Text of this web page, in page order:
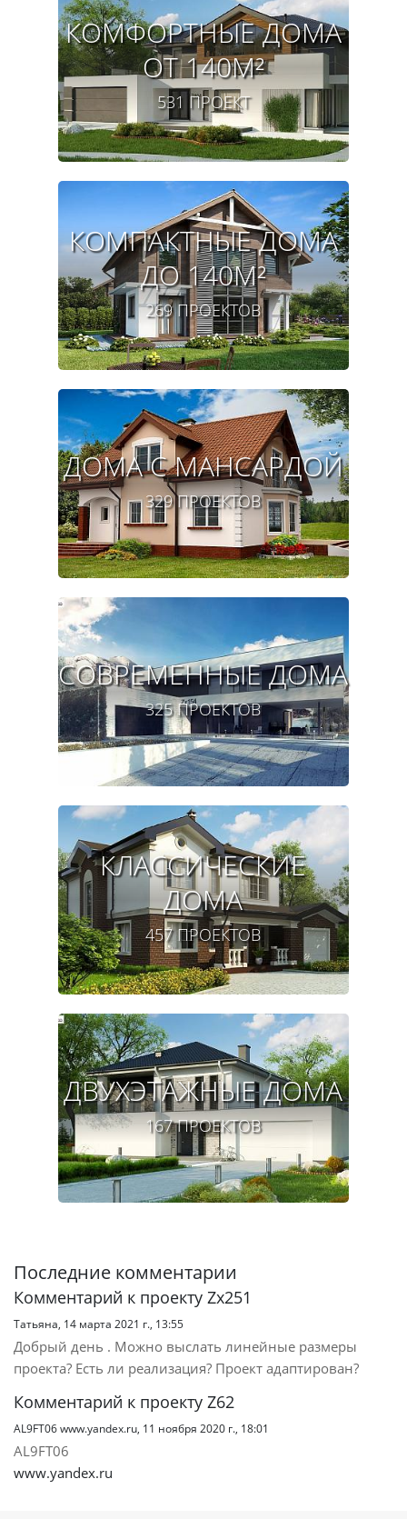
КОМФОРТНЫЕ ДОМА
ОТ 140M²
531 ПРОЕКТ
КОМПАКТНЫЕ ДОМА
ДО 140M²
269 ПРОЕКТОВ
ДОМА С МАНСАРДОЙ
329 ПРОЕКТОВ
СОВРЕМЕННЫЕ ДОМА
325 ПРОЕКТОВ
КЛАССИЧЕСКИЕ
ДОМА
457 ПРОЕКТОВ
ДВУХЭТАЖНЫЕ ДОМА
167 ПРОЕКТОВ
Последние комментарии
Комментарий к проекту Zx251
Татьяна, 14 марта 2021 г., 13:55
Добрый день . Можно выслать линейные размеры
проекта? Есть ли реализация? Проект адаптирован?
Комментарий к проекту Z62
AL9FT06 www.yandex.ru, 11 ноября 2020 г., 18:01
AL9FT06
www.yandex.ru